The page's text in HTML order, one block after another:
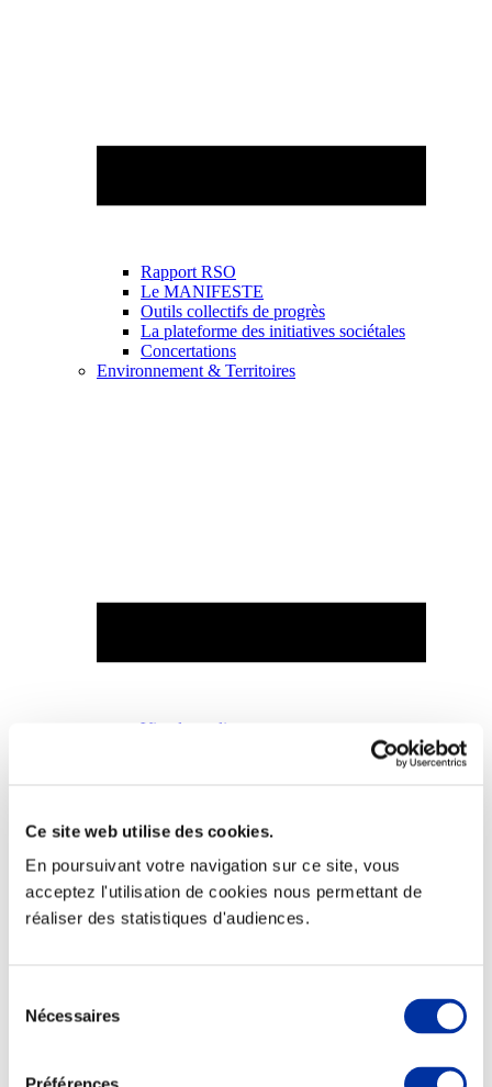
Ce site web utilise des cookies.
En poursuivant votre navigation sur ce site, vous
acceptez l'utilisation de cookies nous permettant de
réaliser des statistiques d'audiences.
Nécessaires
Rapport RSO
Le MANIFESTE
Outils collectifs de progrès
La plateforme des initiatives sociétales
Concertations
Environnement & Territoires
Viande et climat
Evaluation environnementale